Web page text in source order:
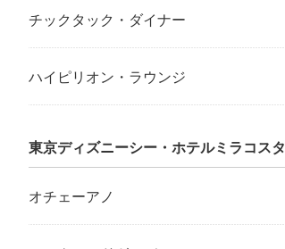
チックタック・ダイナー
ハイピリオン・ラウンジ
東京ディズニーシー・ホテルミラコスタ
オチェーアノ